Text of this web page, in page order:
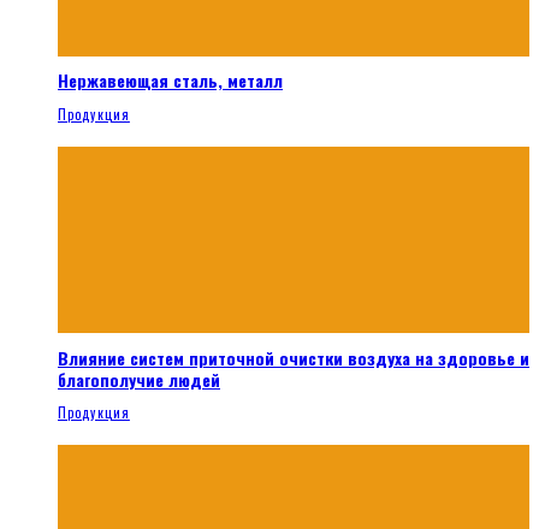
Нержавеющая сталь, металл
Продукция
Влияние систем приточной очистки воздуха на здоровье и
благополучие людей
Продукция